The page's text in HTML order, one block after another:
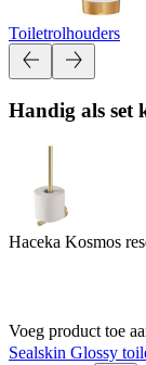
Toiletrolhouders
Handig als set
Haceka Kosmos
Voeg product toe
Sealskin Glossy